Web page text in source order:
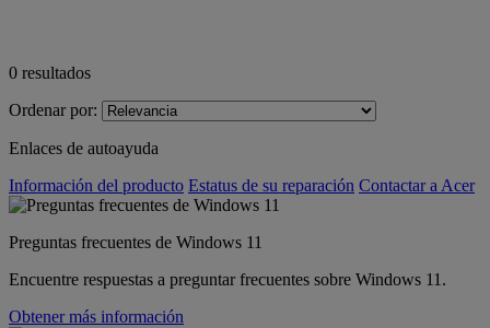
0 resultados
Ordenar por:
Enlaces de autoayuda
Información del producto Estatus de su reparación Contactar a Acer
Preguntas frecuentes de Windows 11
Encuentre respuestas a preguntar frecuentes sobre Windows 11.
Obtener más información